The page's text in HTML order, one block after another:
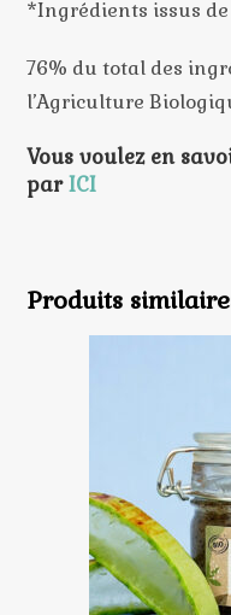
*Ingrédients issus
76% du total des
l’Agriculture
Vous voulez en
parICI
Produits